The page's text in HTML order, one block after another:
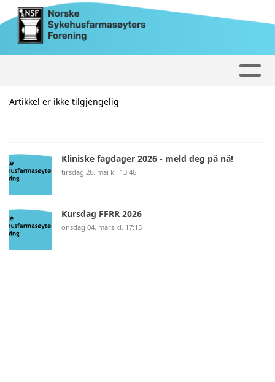
Artikkel er ikke tilgjengelig
Kliniske fagdager 2026 - meld deg på nå!
tirsdag 26. mai kl. 13:46
Kursdag FFRR 2026
onsdag 04. mars kl. 17:15